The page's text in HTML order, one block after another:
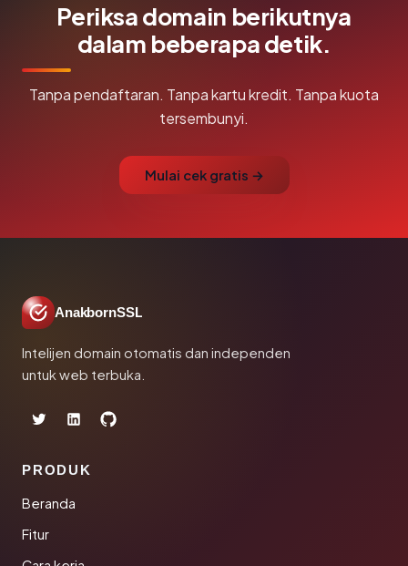
Periksa domain berikutnya
dalam beberapa detik.
Tanpa pendaftaran. Tanpa kartu kredit. Tanpa kuota
tersembunyi.
Mulai cek gratis →
AnakbornSSL
Intelijen domain otomatis dan independen
untuk web terbuka.
PRODUK
Beranda
Fitur